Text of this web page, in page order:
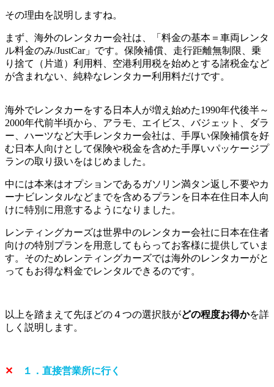
その理由を説明しますね。
まず、海外のレンタカー会社は、「料金の基本＝車両レンタ
ル料金のみ/JustCar」です。保険補償、走行距離無制限、乗
り捨て（片道）利用料、空港利用税を始めとする諸税金など
が含まれない、純粋なレンタカー利用料だけです。
海外でレンタカーをする日本人が増え始めた1990年代後半～
2000年代前半頃から、アラモ、エイビス、バジェット、ダラ
ー、ハーツなど大手レンタカー会社は、手厚い保険補償を好
む日本人向けとして保険や税金を含めた手厚いパッケージプ
ランの取り扱いをはじめました。
中には本来はオプションであるガソリン満タン返し不要やカ
ーナビレンタルなどまでを含めるプランを日本在住日本人向
けに特別に用意するようになりました。
レンティングカーズは世界中のレンタカー会社に日本在住者
向けの特別プランを用意してもらってお客様に提供していま
す。そのためレンティングカーズでは海外のレンタカーがと
ってもお得な料金でレンタルできるのです。
以上を踏まえて先ほどの４つの選択肢がどの程度お得かを詳
しく説明します。
✕ １．直接営業所に行く